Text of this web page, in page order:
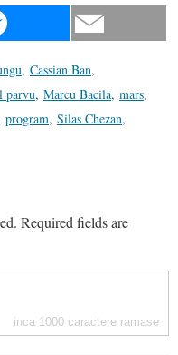
, Cassian Ban,
parvu, Marcu Bacila, mars,
program, Silas Chezan,
Required fields are
inca 1000 caractere ramase